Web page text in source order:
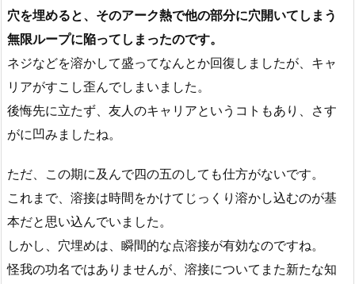
穴を埋めると、そのアーク熱で他の部分に穴開いてしまう
無限ループに陥ってしまったのです。
ネジなどを溶かして盛ってなんとか回復しましたが、キャ
リアがすこし歪んでしまいました。
後悔先に立たず、友人のキャリアというコトもあり、さす
がに凹みましたね。
ただ、この期に及んで四の五のしても仕方がないです。
これまで、溶接は時間をかけてじっくり溶かし込むのが基
本だと思い込んでいました。
しかし、穴埋めは、瞬間的な点溶接が有効なのですね。
怪我の功名ではありませんが、溶接についてまた新たな知